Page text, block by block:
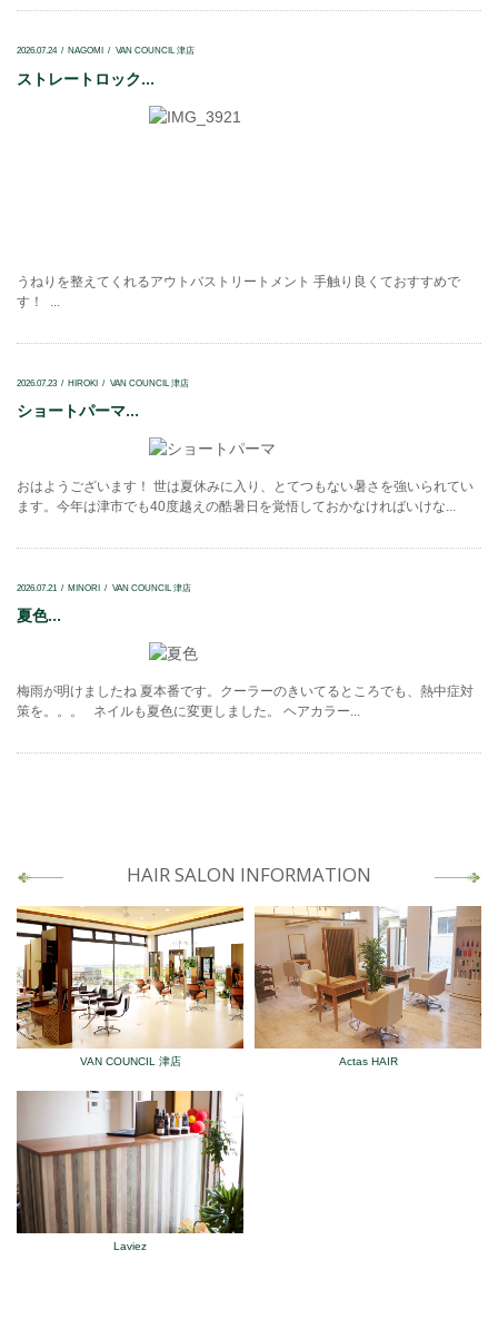
2026.07.24 NAGOMI VAN COUNCIL 津店
ストレートロック...
うねりを整えてくれるアウトバストリートメント 手触り良くておすすめで
す！ ...
2026.07.23 HIROKI VAN COUNCIL 津店
ショートパーマ...
おはようございます！ 世は夏休みに入り、とてつもない暑さを強いられてい
ます。今年は津市でも40度越えの酷暑日を覚悟しておかなければいけな...
2026.07.21 MINORI VAN COUNCIL 津店
夏色...
梅雨が明けましたね 夏本番です。クーラーのきいてるところでも、熱中症対
策を。。。 ネイルも夏色に変更しました。 ヘアカラー...
HAIR SALON INFORMATION
VAN COUNCIL 津店 Actas HAIR
Laviez